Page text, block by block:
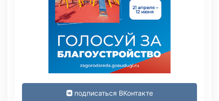
подписаться ВКонтакте